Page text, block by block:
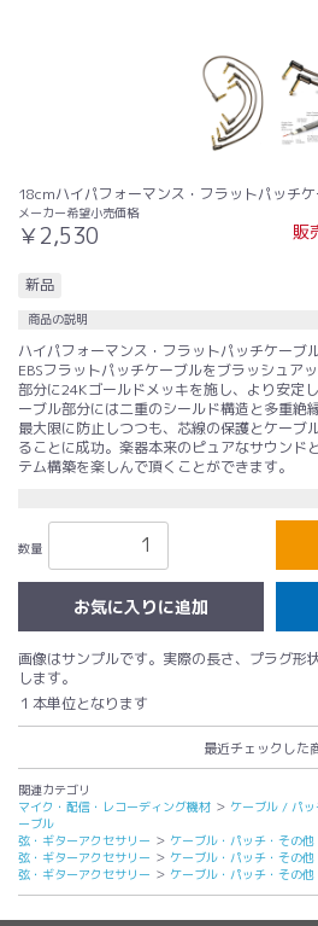
18cmハイパフォーマンス・フラットパッチ
メーカー希望小売価格
￥2,530 販
新品
商品の説明
ハイパフォーマンス・フラットパッチケーブ
EBSフラットパッチケーブルをブラッシュア
部分に24Kゴールドメッキを施し、より安定
ーブル部分には二重のシールド構造と多重絶
最大限に防止しつつも、芯線の保護とケーブ
ることに成功。楽器本来のピュアなサウンド
テム構築を楽しんで頂くことができます。
数量
画像はサンプルです。実際の長さ、プラグ形
します。
１本単位となります
最近チェックした
関連カテゴリ
マイク・配信・レコーディング機材 ＞ ケーブル / パ
ーブル
弦・ギターアクセサリー ＞ ケーブル・パッチ・その他
弦・ギターアクセサリー ＞ ケーブル・パッチ・その他
弦・ギターアクセサリー ＞ ケーブル・パッチ・その他